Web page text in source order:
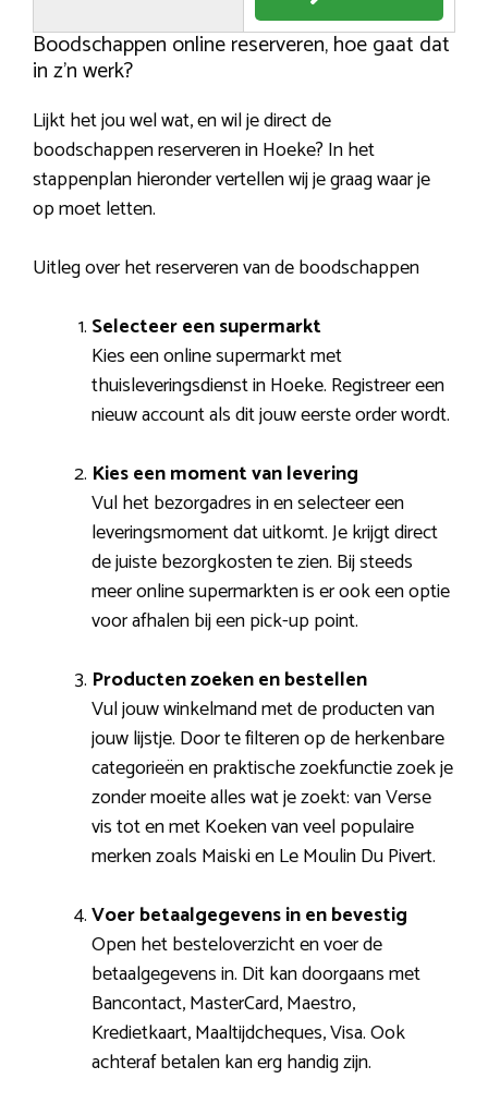
Boodschappen online reserveren, hoe gaat dat
in z’n werk?
Lijkt het jou wel wat, en wil je direct de
boodschappen reserveren in Hoeke? In het
stappenplan hieronder vertellen wij je graag waar je
op moet letten.
Uitleg over het reserveren van de boodschappen
Selecteer een supermarkt
Kies een online supermarkt met
thuisleveringsdienst in Hoeke. Registreer een
nieuw account als dit jouw eerste order wordt.
Kies een moment van levering
Vul het bezorgadres in en selecteer een
leveringsmoment dat uitkomt. Je krijgt direct
de juiste bezorgkosten te zien. Bij steeds
meer online supermarkten is er ook een optie
voor afhalen bij een pick-up point.
Producten zoeken en bestellen
Vul jouw winkelmand met de producten van
jouw lijstje. Door te filteren op de herkenbare
categorieën en praktische zoekfunctie zoek je
zonder moeite alles wat je zoekt: van Verse
vis tot en met Koeken van veel populaire
merken zoals Maiski en Le Moulin Du Pivert.
Voer betaalgegevens in en bevestig
Open het besteloverzicht en voer de
betaalgegevens in. Dit kan doorgaans met
Bancontact, MasterCard, Maestro,
Kredietkaart, Maaltijdcheques, Visa. Ook
achteraf betalen kan erg handig zijn.